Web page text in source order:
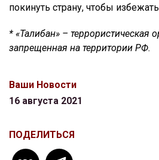
покинуть страну, чтобы
* «Талибан» – террористическая
запрещенная на территории РФ.
Ваши Новости
16 августа 2021
ПОДЕЛИТЬСЯ